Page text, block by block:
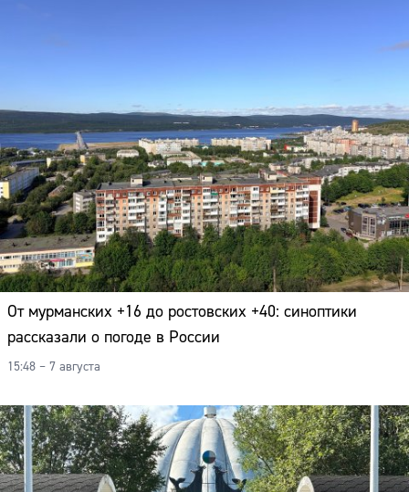
От мурманских +16 до ростовских +40: синоптики
рассказали о погоде в России
15:48 – 7 августа